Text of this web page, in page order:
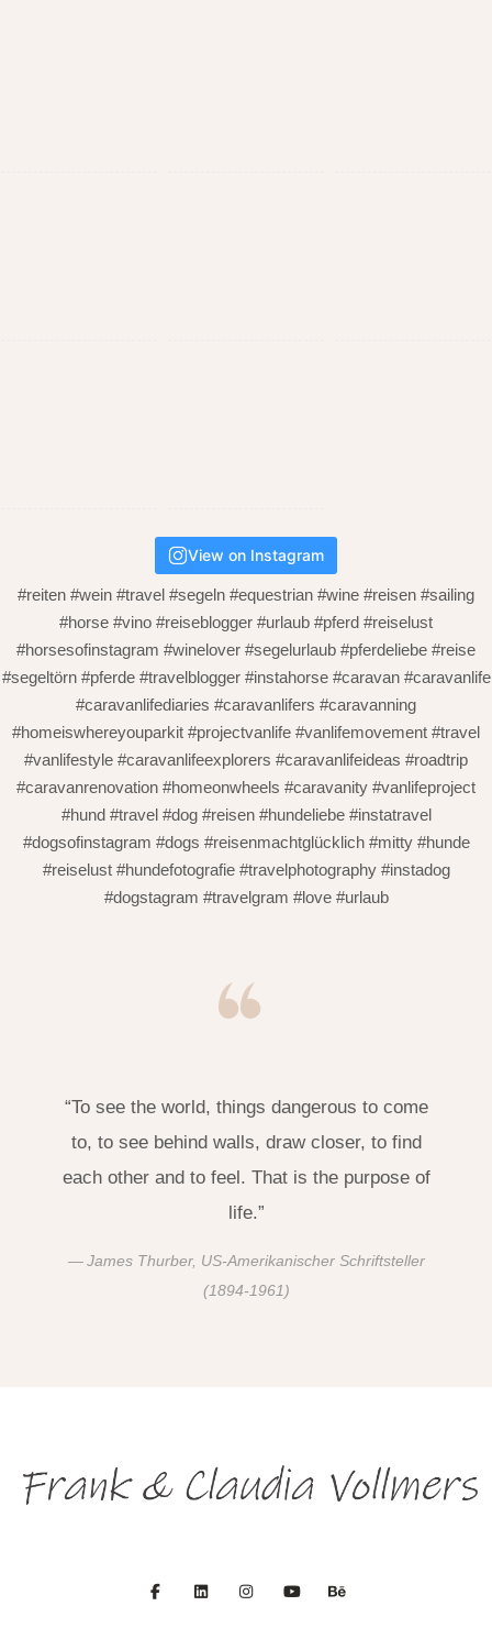
View on Instagram
#reiten #wein #travel #segeln #equestrian #wine #reisen #sailing
#horse #vino #reiseblogger #urlaub #pferd #reiselust
#horsesofinstagram #winelover #segelurlaub #pferdeliebe #reise
#segeltörn #pferde #travelblogger #instahorse #caravan #caravanlife
#caravanlifediaries #caravanlifers #caravanning
#homeiswhereyouparkit #projectvanlife #vanlifemovement #travel
#vanlifestyle #caravanlifeexplorers #caravanlifeideas #roadtrip
#caravanrenovation #homeonwheels #caravanity #vanlifeproject
#hund #travel #dog #reisen #hundeliebe #instatravel
#dogsofinstagram #dogs #reisenmachtglücklich #mitty #hunde
#reiselust #hundefotografie #travelphotography #instadog
#dogstagram #travelgram #love #urlaub
“To see the world, things dangerous to come
to, to see behind walls, draw closer, to find
each other and to feel. That is the purpose of
life.”
James Thurber, US-Amerikanischer Schriftsteller
(1894-1961)